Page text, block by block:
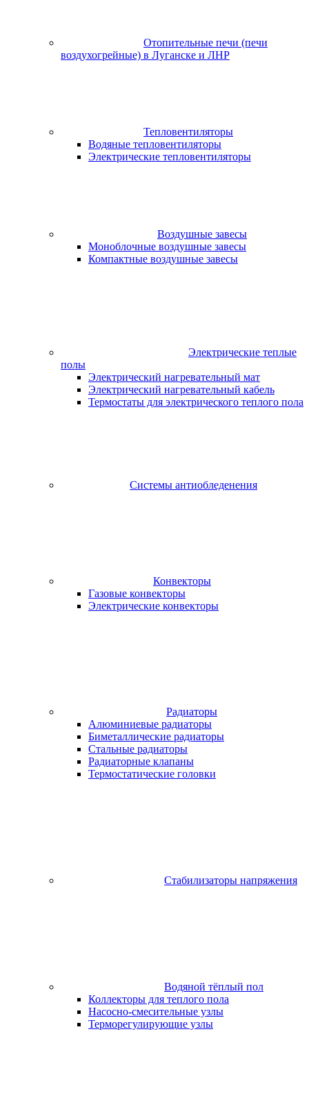
Отопительные печи (печи
воздухогрейные) в Луганске и ЛНР
Тепловентиляторы
Водяные тепловентиляторы
Электрические тепловентиляторы
Воздушные завесы
Моноблочные воздушные завесы
Компактные воздушные завесы
Электрические теплые
полы
Электрический нагревательный мат
Электрический нагревательный кабель
Термостаты для электрического теплого пола
Системы антиобледенения
Конвекторы
Газовые конвекторы
Электрические конвекторы
Радиаторы
Алюминиевые радиаторы
Биметаллические радиаторы
Стальные радиаторы
Радиаторные клапаны
Термостатические головки
Стабилизаторы напряжения
Водяной тёплый пол
Коллекторы для теплого пола
Насосно-смесительные узлы
Терморегулирующие узлы